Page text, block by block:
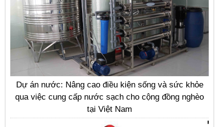
Dự án nước: Nâng cao điều kiện sống và sức khỏe
qua việc cung cấp nước sạch cho cộng đồng nghèo
tại Việt Nam